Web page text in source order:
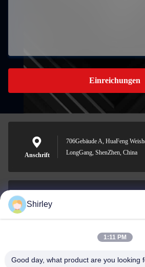
Einreichungen
Anschrift
706Gebäude A, HuaFeng
LongGang, ShenZhen, China
E-Mail-Adresse
0086-18148506772
Shirley
1:11 PM
Good day, what product are you looking